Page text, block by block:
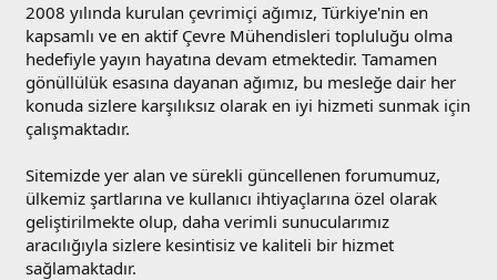
2008 yılında kurulan çevrimiçi ağımız, Türkiye'nin en
kapsamlı ve en aktif Çevre Mühendisleri topluluğu olma
hedefiyle yayın hayatına devam etmektedir. Tamamen
gönüllülük esasına dayanan ağımız, bu mesleğe dair her
konuda sizlere karşılıksız olarak en iyi hizmeti sunmak için
çalışmaktadır.
Sitemizde yer alan ve sürekli güncellenen forumumuz,
ülkemiz şartlarına ve kullanıcı ihtiyaçlarına özel olarak
geliştirilmekte olup, daha verimli sunucularımız
aracılığıyla sizlere kesintisiz ve kaliteli bir hizmet
sağlamaktadır.